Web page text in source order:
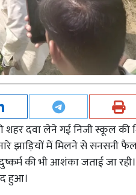
शहर दवा लेने गई निजी स्कूल की
झाड़ियों में मिलने से सनसनी
की भी आशंका जताई जा
हुआ।